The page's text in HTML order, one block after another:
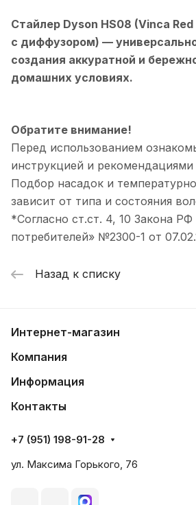
Стайлер Dyson HS08 (Vinca Red
с диффузором) —
создания аккуратной и
домашних условиях.
Обратите внимание!
Перед использованием
инструкцией и рекомендациями
Подбор насадок и
зависит от типа и состояния
*Согласно ст.ст. 4, 10 Закона
потребителей» №2300-1 от
Назад к списку
Интернет-магазин
Компания
Информация
Контакты
+7 (951) 198-91-28
ул. Максима Горького, 76